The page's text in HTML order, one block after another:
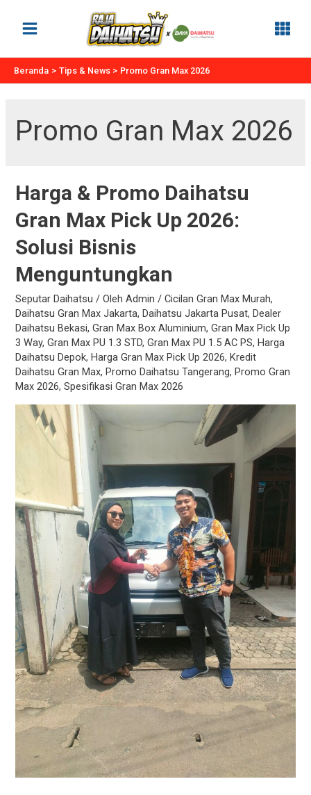
Menu
Beranda Tips & News Promo Gran Max 2026
Promo Gran Max 2026
Harga & Promo Daihatsu
Gran Max Pick Up 2026:
Solusi Bisnis
Menguntungkan
Seputar Daihatsu / OlehAdmin /Cicilan Gran Max Murah,
Daihatsu Gran Max Jakarta,Daihatsu Jakarta Pusat,Dealer
Daihatsu Bekasi,Gran Max Box Aluminium,Gran Max Pick Up
3 Way,Gran Max PU 1.3 STD,Gran Max PU 1.5 AC PS,Harga
Daihatsu Depok,Harga Gran Max Pick Up 2026,Kredit
Daihatsu Gran Max,Promo Daihatsu Tangerang,Promo Gran
Max 2026,Spesifikasi Gran Max 2026